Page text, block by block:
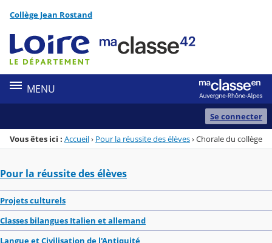
Menu de la rubrique
Contenu
Collège Jean Rostand
MENU
Se connecter
Vous êtes ici : Accueil› Pour la réussite des élèves›Chorale du collège
Pour la réussite des élèves
Projets culturels
Classes bilangues Italien et allemand
Langue et Civilisation de l'Antiquité